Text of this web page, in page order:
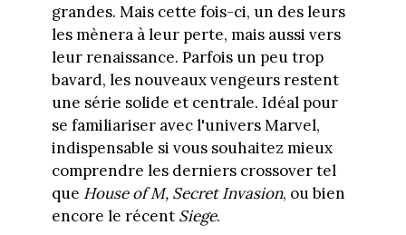
grandes. Mais cette fois-ci, un des leurs
les mènera à leur perte, mais aussi vers
leur renaissance. Parfois un peu trop
bavard, les nouveaux vengeurs restent
une série solide et centrale. Idéal pour
se familiariser avec l'univers Marvel,
indispensable si vous souhaitez mieux
comprendre les derniers crossover tel
que House of M, Secret Invasion, ou bien
encore le récent Siege.